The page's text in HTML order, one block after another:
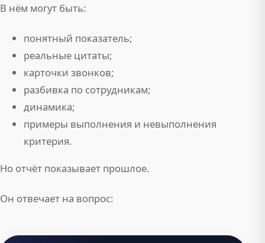
В нём могут быть:
понятный показатель;
реальные цитаты;
карточки звонков;
разбивка по сотрудникам;
динамика;
примеры выполнения и невыполнения
критерия.
Но отчёт показывает прошлое.
Он отвечает на вопрос: